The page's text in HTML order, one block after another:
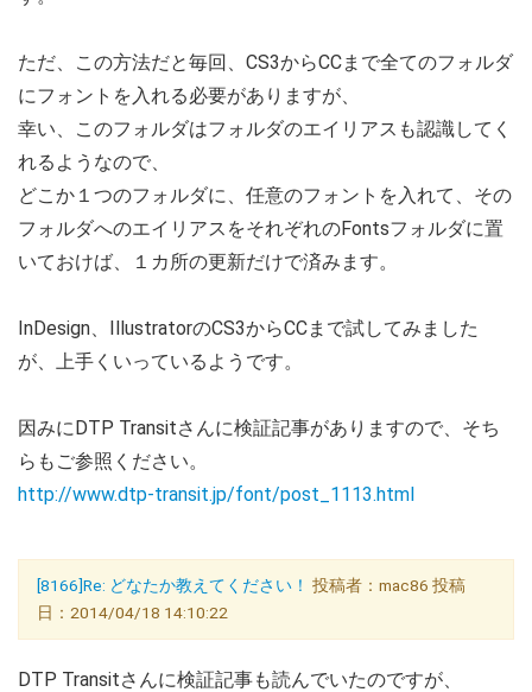
ただ、この方法だと毎回、CS3からCCまで全てのフォルダ
にフォントを入れる必要がありますが、
幸い、このフォルダはフォルダのエイリアスも認識してく
れるようなので、
どこか１つのフォルダに、任意のフォントを入れて、その
フォルダへのエイリアスをそれぞれのFontsフォルダに置
いておけば、１カ所の更新だけで済みます。
InDesign、IllustratorのCS3からCCまで試してみました
が、上手くいっているようです。
因みにDTP Transitさんに検証記事がありますので、そち
らもご参照ください。
http://www.dtp-transit.jp/font/post_1113.html
[8166]Re: どなたか教えてください！ 投稿者：mac86 投稿
日：2014/04/18 14:10:22
DTP Transitさんに検証記事も読んでいたのですが、